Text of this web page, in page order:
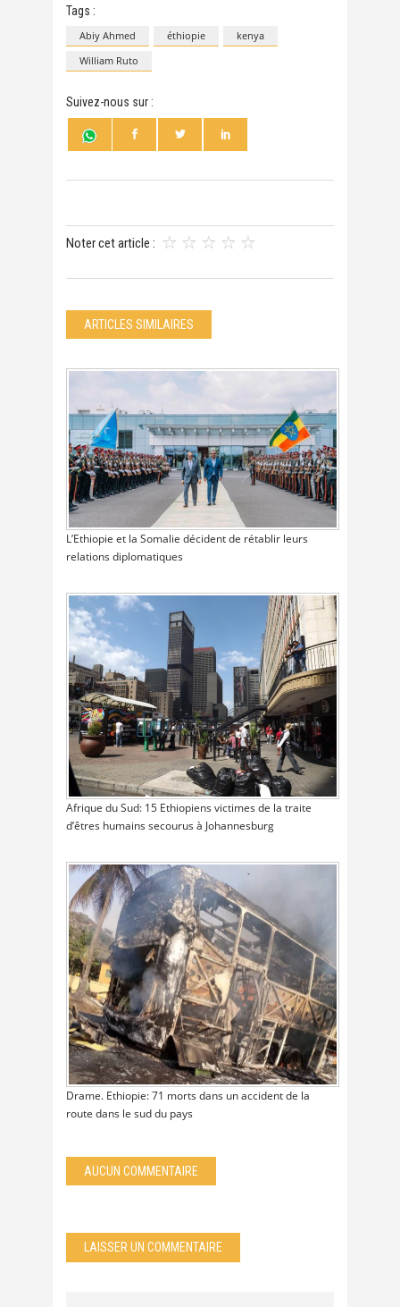
Tags :
Abiy Ahmed éthiopie
kenya
William Ruto
Suivez-nous sur :
Noter cet article :
ARTICLES SIMILAIRES
L’Ethiopie et la Somalie décident de rétablir leurs
relations diplomatiques
Afrique du Sud: 15 Ethiopiens victimes de la traite
d’êtres humains secourus à Johannesburg
Drame. Ethiopie: 71 morts dans un accident de la
route dans le sud du pays
AUCUN COMMENTAIRE
LAISSER UN COMMENTAIRE